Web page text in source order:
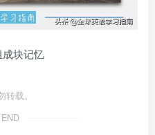
块记忆
载。